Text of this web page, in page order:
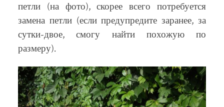
петли (на фото), скорее всего потребуется
замена петли (если предупредите заранее, за
сутки-двое, смогу найти похожую по
размеру).